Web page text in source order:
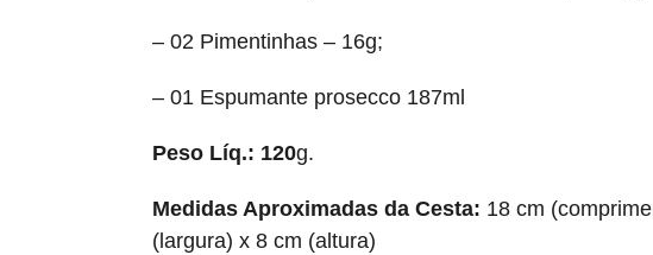
– 02 Pimentinhas – 16g;
– 01 Espumante prosecco 187ml
Peso Líq.: 120g.
Medidas Aproximadas da Cesta: 18 cm
(largura) x 8 cm (altura)